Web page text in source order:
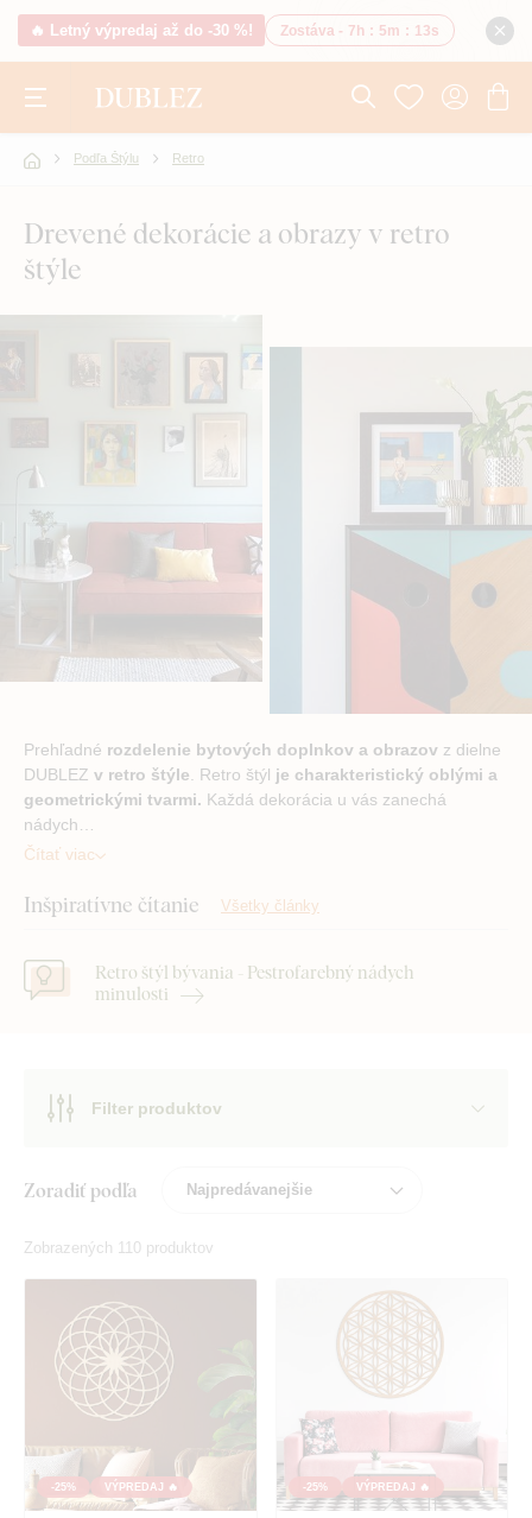
🔥 Letný výpredaj až do -30 %! Zostáva - 7h : 5m : 12s
Podľa Štýlu Retro
Drevené dekorácie a obrazy v retro
štýle
Prehľadné rozdelenie bytových doplnkov a obrazov z dielne
DUBLEZ v retro štýle . Retro štýl je charakteristický oblými a
geometrickými tvarmi. Každá dekorácia u vás zanechá
nádych…
Čítať viac
Inšpiratívne čítanie Všetky články
Retro štýl bývania - Pestrofarebný nádych
minulosti
Filter produktov
Zoradiť podľa
Zobrazených 110 produktov
-25% VÝPREDAJ 🔥 -25% VÝPREDAJ 🔥